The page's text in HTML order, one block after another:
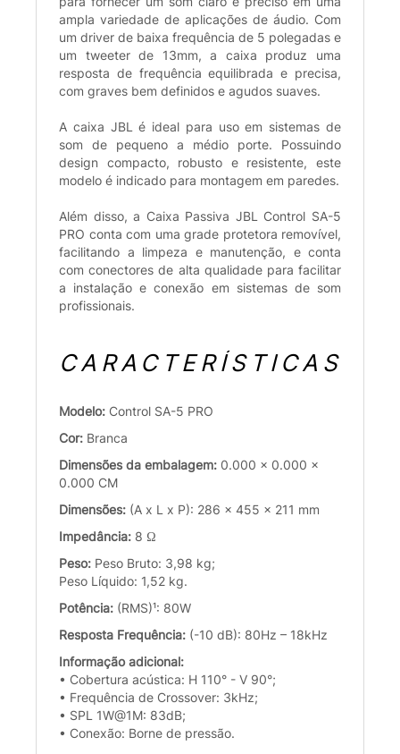
ampla variedade de aplicações de áudio. Com
um driver de baixa frequência de 5 polegadas e
um tweeter de 13mm, a caixa produz uma
resposta de frequência equilibrada e precisa,
com graves bem definidos e agudos suaves.
A caixa JBL é ideal para uso em sistemas de
som de pequeno a médio porte. Possuindo
design compacto, robusto e resistente, este
modelo é indicado para montagem em paredes.
Além disso, a Caixa Passiva JBL Control SA-5
PRO conta com uma grade protetora removível,
facilitando a limpeza e manutenção, e conta
com conectores de alta qualidade para facilitar
a instalação e conexão em sistemas de som
profissionais.
CARACTERÍSTICAS
Modelo: Control SA-5 PRO
Cor: Branca
Dimensões da embalagem: 0.000 x 0.000 x
0.000 CM
Dimensões: (A x L x P): 286 x 455 x 211 mm
Impedância: 8 Ω
Peso: Peso Bruto: 3,98 kg;
Peso Líquido: 1,52 kg.
Potência: (RMS)¹: 80W
Resposta Frequência: (-10 dB): 80Hz – 18kHz
Informação adicional:
• Cobertura acústica: H 110° - V 90°;
• Frequência de Crossover: 3kHz;
• SPL 1W@1M: 83dB;
• Conexão: Borne de pressão.